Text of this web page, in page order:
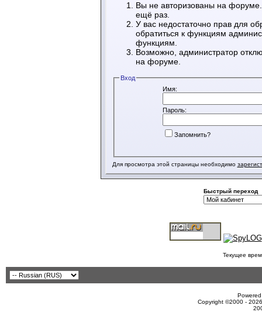
Вы не авторизованы на
ещё раз.
У вас недостаточно прав для
обратиться к функциям
функциям.
Возможно, администратор
на форуме.
Вход
Имя:
Пароль:
Запомнить?
Для просмотра этой страницы необходимо
Быстрый переход
Текущее
Copyright ©2000 -